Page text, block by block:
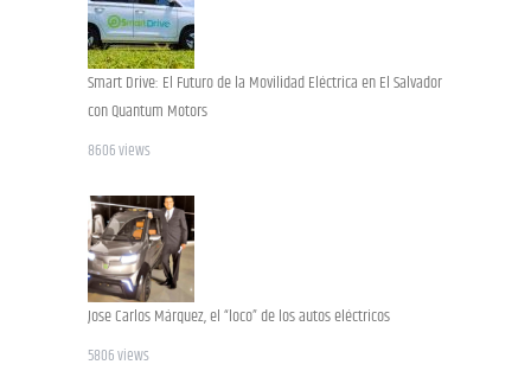
Smart Drive: El Futuro de la Movilidad Eléctrica en El Salvador
con Quantum Motors
8606 views
Jose Carlos Márquez, el “loco” de los autos eléctricos
5806 views